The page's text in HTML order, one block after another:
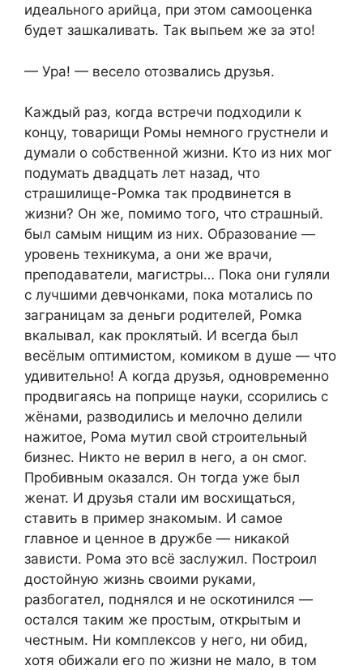
идеального арийца, при этом самооценка
будет зашкаливать. Так выпьем же за это!
— Ура! — весело отозвались друзья.
Каждый раз, когда встречи подходили к
концу, товарищи Ромы немного грустнели и
думали о собственной жизни. Кто из них мог
подумать двадцать лет назад, что
страшилище-Ромка так продвинется в
жизни? Он же, помимо того, что страшный.
был самым нищим из них. Образование —
уровень техникума, а они же врачи,
преподаватели, магистры… Пока они гуляли
с лучшими девчонками, пока мотались по
заграницам за деньги родителей, Ромка
вкалывал, как проклятый. И всегда был
весёлым оптимистом, комиком в душе — что
удивительно! А когда друзья, одновременно
продвигаясь на поприще науки, ссорились с
жёнами, разводились и мелочно делили
нажитое, Рома мутил свой строительный
бизнес. Никто не верил в него, а он смог.
Пробивным оказался. Он тогда уже был
женат. И друзья стали им восхищаться,
ставить в пример знакомым. И самое
главное и ценное в дружбе — никакой
зависти. Рома это всё заслужил. Построил
достойную жизнь своими руками,
разбогател, поднялся и не оскотинился —
остался таким же простым, открытым и
честным. Ни комплексов у него, ни обид,
хотя обижали его по жизни не мало, в том